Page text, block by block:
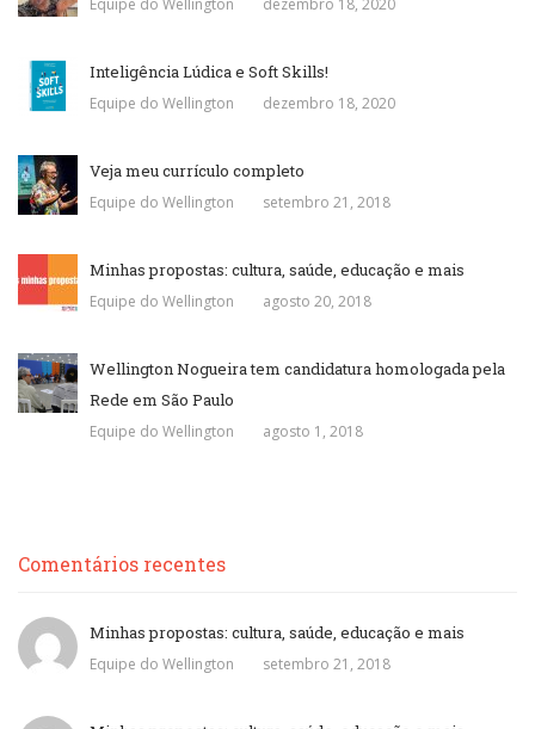
Equipe do Wellington dezembro 18, 2020
Inteligência Lúdica e Soft Skills!
Equipe do Wellington dezembro 18, 2020
Veja meu currículo completo
Equipe do Wellington setembro 21, 2018
Minhas propostas: cultura, saúde, educação e mais
Equipe do Wellington agosto 20, 2018
Wellington Nogueira tem candidatura homologada pela
Rede em São Paulo
Equipe do Wellington agosto 1, 2018
Comentários recentes
Minhas propostas: cultura, saúde, educação e mais
Equipe do Wellington setembro 21, 2018